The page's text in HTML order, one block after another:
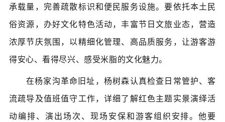
承载量，完善疏散标识和便民服务设施。要依托本土民
俗资源，办好文化特色活动，丰富节日文旅业态，营造
浓厚节庆氛围，以精细化管理、高品质服务，让游客游
得安心、看得尽兴、感受米脂的文化魅力。
在杨家沟革命旧址，杨树森认真检查日常管护、客
流疏导及值班值守工作，详细了解红色主题实景演绎活
动编排、演出场次、现场安保和游客组织安排。他要